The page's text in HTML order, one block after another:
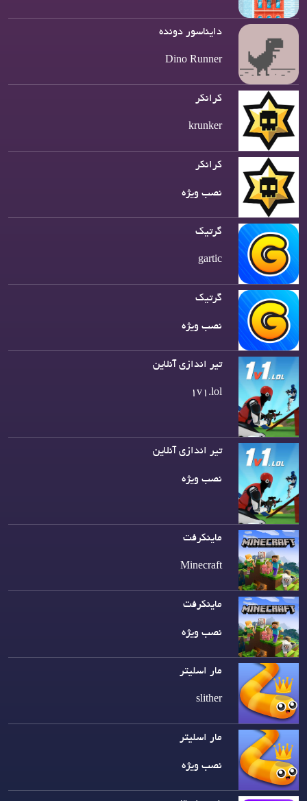
دایناسور دونده
Dino Runner
کرانکر
krunker
کرانکر
نصب ویژه
گرتیک
gartic
گرتیک
نصب ویژه
تیر اندازی آنلاین
1v1.lol
تیر اندازی آنلاین
نصب ویژه
ماینکرفت
Minecraft
ماینکرفت
نصب ویژه
مار اسلیتر
slither
مار اسلیتر
نصب ویژه